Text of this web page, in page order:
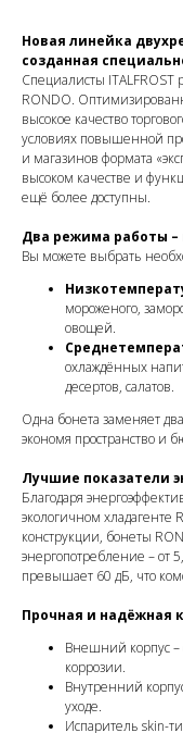
Новая линейка
созданная
Специалисты
RONDO.
высокое качество
условиях повышенной
и магазинов формата
высоком качестве и
ещё более доступны.
Два режима работы –
Вы можете выбрать
мороженого,
овощей.
охлаждённых
десертов, салатов.
Одна бонета заменяет
экономя пространство и
Лучшие показатели
Благодаря
экологичном хладагенте
конструкции, бонеты
энергопотребление – от
превышает 60 дБ, что
Прочная и надёжная
Внешний корпус –
коррозии.
Внутренний
уходе.
Испаритель skin-